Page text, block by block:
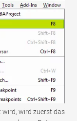
wird, wird zuerst das